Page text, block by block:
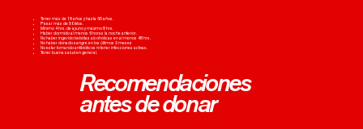
Tener más de 18 años y hasta 65 años.
Pesar más de 50 kilos.
Mínimo 4 hrs. de ayuno y máximo 8 hrs.
Haber dormido al menos 6 horas la noche anterior.
No haber ingerido bebidas alcohólicas en al menos 48 hrs.
No haber donado sangre en los últimos 2 meses
No estar tomando antibióticos ni tener infecciones activas.
Tener buena salud en general.
Recomendaciones
antes de donar